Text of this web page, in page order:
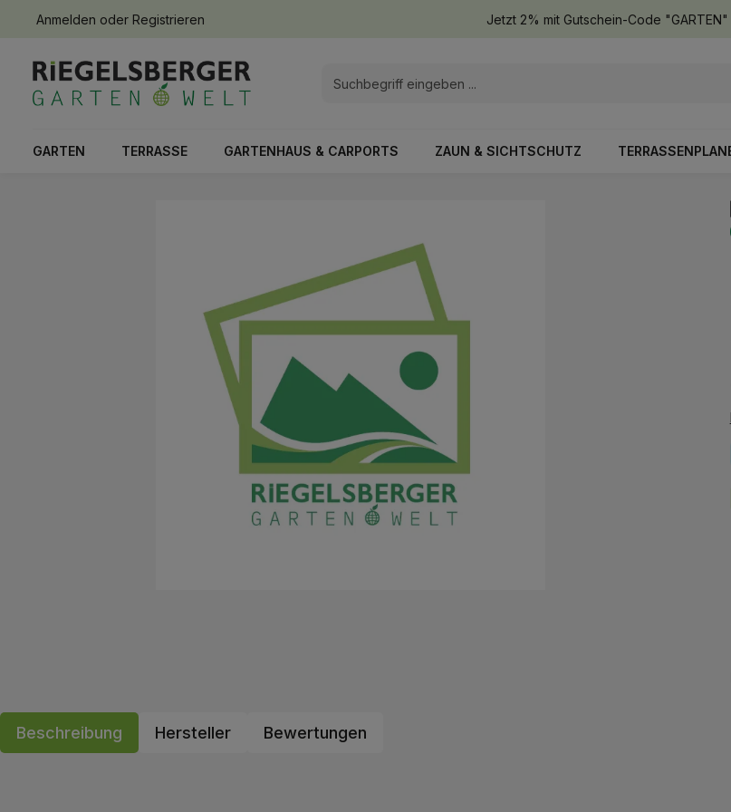
Zur Hauptnavigation springen
Anmelden oder Registrieren Jetzt 2% mit Gutschein-Code "GARTEN"
GARTEN TERRASSE GARTENHAUS & CARPORTS ZAUN & SICHTSCHUTZ
Beschreibung Hersteller Bewertungen